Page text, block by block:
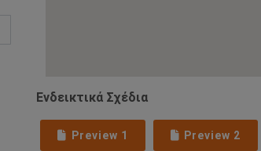
Ενδεικτικά Σχέδια
Preview 1 Preview 2